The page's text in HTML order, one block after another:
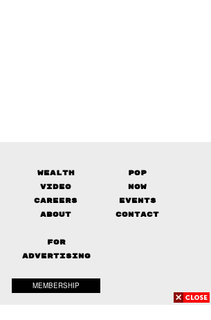
Wealth
Pop
Video
Now
Careers
Events
About Contact
FOR
ADVERTISING
MEMBERSHIP